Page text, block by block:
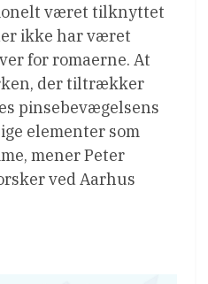
været tilknyttet
ikke har været
for romaerne. At
der tiltrækker
pinsebevægelsens
elementer som
mener Peter
ved Aarhus